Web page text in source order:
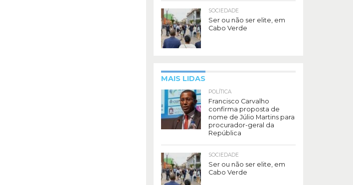
SOCIEDADE
Ser ou não ser elite, em
Cabo Verde
MAIS LIDAS
POLÍTICA
Francisco Carvalho
confirma proposta de
nome de Júlio Martins para
procurador-geral da
República
SOCIEDADE
Ser ou não ser elite, em
Cabo Verde